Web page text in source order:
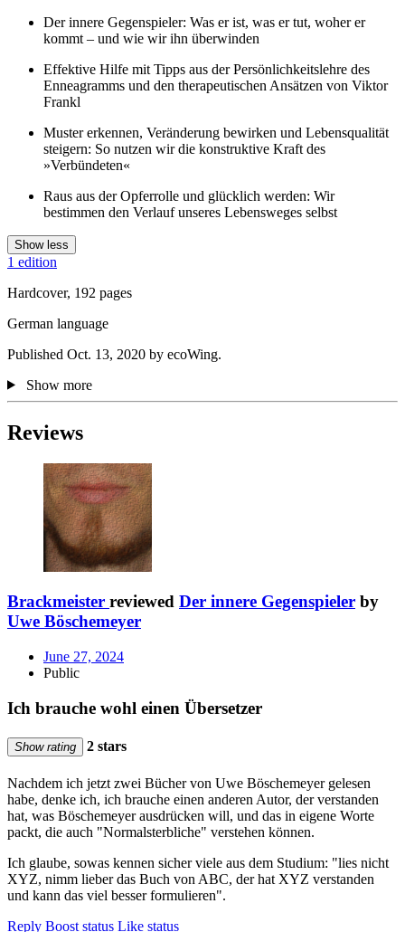
Der innere Gegenspieler: Was er ist, was er tut, woher er
kommt – und wie wir ihn überwinden
Effektive Hilfe mit Tipps aus der Persönlichkeitslehre des
Enneagramms und den therapeutischen Ansätzen von Viktor
Frankl
Muster erkennen, Veränderung bewirken und Lebensqualität
steigern: So nutzen wir die konstruktive Kraft des
»Verbündeten«
Raus aus der Opferrolle und glücklich werden: Wir
bestimmen den Verlauf unseres Lebensweges selbst
Show less
1 edition
Hardcover, 192 pages
German language
Published Oct. 13, 2020 by ecoWing.
Show more
Reviews
Brackmeister reviewed Der innere Gegenspieler by
Uwe Böschemeyer
June 27, 2024
Public
Ich brauche wohl einen Übersetzer
Show rating 2 stars
Nachdem ich jetzt zwei Bücher von Uwe Böschemeyer gelesen
habe, denke ich, ich brauche einen anderen Autor, der verstanden
hat, was Böschemeyer ausdrücken will, und das in eigene Worte
packt, die auch "Normalsterbliche" verstehen können.
Ich glaube, sowas kennen sicher viele aus dem Studium: "lies nicht
XYZ, nimm lieber das Buch von ABC, der hat XYZ verstanden
und kann das viel besser formulieren".
Reply Boost status Like status